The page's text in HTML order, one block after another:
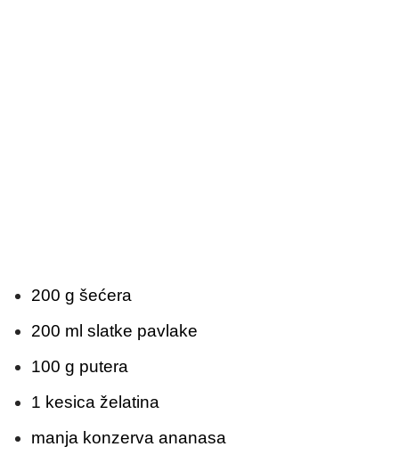
200 g šećera
200 ml slatke pavlake
100 g putera
1 kesica želatina
manja konzerva ananasa